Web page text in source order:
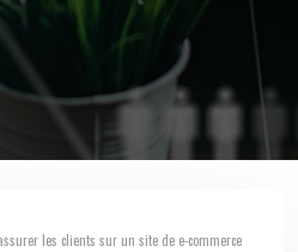
les clients sur un site de e-commerce